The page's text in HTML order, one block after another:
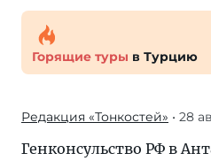
Горящие туры в Турцию
Редакция «Тонкостей» • 28
Генконсульство РФ в